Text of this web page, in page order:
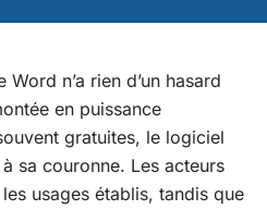
n’a rien d’un hasard
en puissance
gratuites, le logiciel
sa couronne. Les acteurs
usages établis, tandis que